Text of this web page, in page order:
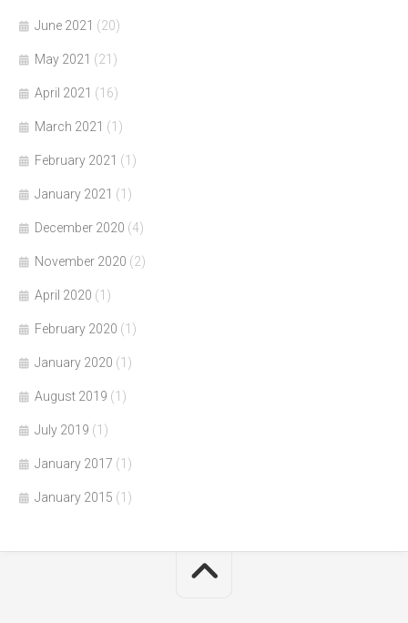
June 2021 (20)
May 2021 (21)
April 2021 (16)
March 2021 (1)
February 2021 (1)
January 2021 (1)
December 2020 (4)
November 2020 (2)
April 2020 (1)
February 2020 (1)
January 2020 (1)
August 2019 (1)
July 2019 (1)
January 2017 (1)
January 2015 (1)